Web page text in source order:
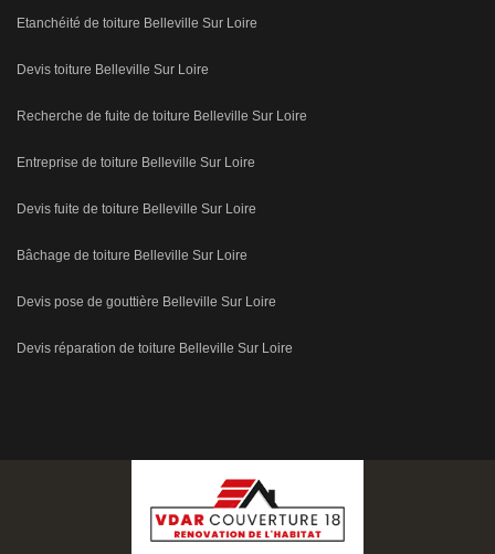
Etanchéité de toiture Belleville Sur Loire
Devis toiture Belleville Sur Loire
Recherche de fuite de toiture Belleville Sur Loire
Entreprise de toiture Belleville Sur Loire
Devis fuite de toiture Belleville Sur Loire
Bâchage de toiture Belleville Sur Loire
Devis pose de gouttière Belleville Sur Loire
Devis réparation de toiture Belleville Sur Loire